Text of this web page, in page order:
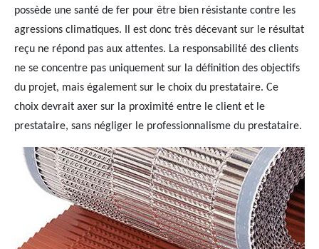
possède une santé de fer pour être bien résistante contre les
agressions climatiques. Il est donc très décevant sur le résultat
reçu ne répond pas aux attentes. La responsabilité des clients
ne se concentre pas uniquement sur la définition des objectifs
du projet, mais également sur le choix du prestataire. Ce
choix devrait axer sur la proximité entre le client et le
prestataire, sans négliger le professionnalisme du prestataire.